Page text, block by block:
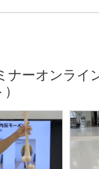
ナーオンライ